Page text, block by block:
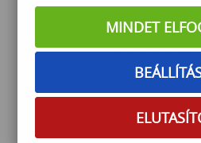
Adatelemzés alap
MINDET